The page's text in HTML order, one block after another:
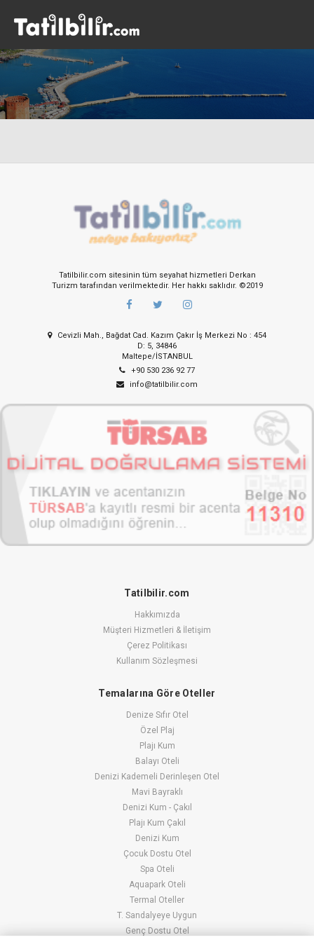
Tatilbilir.com sitesinin tüm seyahat hizmetleri Derkan
Turizm tarafından verilmektedir. Her hakkı saklıdır. ©2019
Cevizli Mah., Bağdat Cad. Kazım Çakır İş Merkezi No : 454
D: 5, 34846
Maltepe/İSTANBUL
+90 530 236 92 77
info@tatilbilir.com
Tatilbilir.com
Hakkımızda
Müşteri Hizmetleri & İletişim
Çerez Politikası
Kullanım Sözleşmesi
Temalarına Göre Oteller
Denize Sıfır Otel
Özel Plaj
Plajı Kum
Balayı Oteli
Denizi Kademeli Derinleşen Otel
Mavi Bayraklı
Denizi Kum - Çakıl
Plajı Kum Çakıl
Denizi Kum
Çocuk Dostu Otel
Spa Oteli
Aquapark Oteli
Termal Oteller
T. Sandalyeye Uygun
Genç Dostu Otel